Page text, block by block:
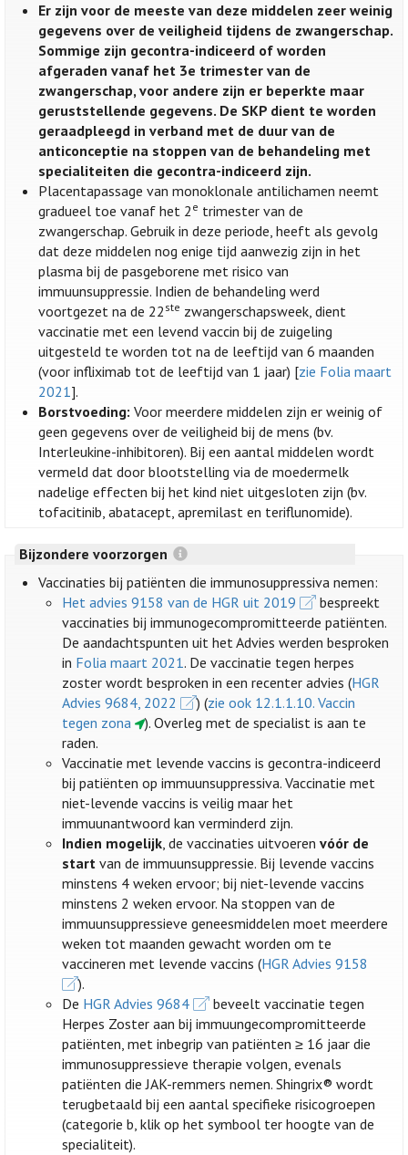
Er zijn voor de meeste van deze middelen zeer weinig
gegevens over de veiligheid tijdens de zwangerschap.
Sommige zijn gecontra-indiceerd of worden
afgeraden vanaf het 3e trimester van de
zwangerschap, voor andere zijn er beperkte maar
geruststellende gegevens. De SKP dient te worden
geraadpleegd in verband met de duur van de
anticonceptie na stoppen van de behandeling met
specialiteiten die gecontra-indiceerd zijn.
Placentapassage van monoklonale antilichamen neemt
gradueel toe vanaf het 2 e trimester van de
zwangerschap. Gebruik in deze periode, heeft als gevolg
dat deze middelen nog enige tijd aanwezig zijn in het
plasma bij de pasgeborene met risico van
immuunsuppressie. Indien de behandeling werd
voortgezet na de 22 ste zwangerschapsweek, dient
vaccinatie met een levend vaccin bij de zuigeling
uitgesteld te worden tot na de leeftijd van 6 maanden
(voor infliximab tot de leeftijd van 1 jaar) [zie Folia maart
2021].
Borstvoeding: Voor meerdere middelen zijn er weinig of
geen gegevens over de veiligheid bij de mens (bv.
Interleukine-inhibitoren). Bij een aantal middelen wordt
vermeld dat door blootstelling via de moedermelk
nadelige effecten bij het kind niet uitgesloten zijn (bv.
tofacitinib, abatacept, apremilast en teriflunomide).
Bijzondere voorzorgen
Vaccinaties bij patiënten die immunosuppressiva nemen:
Het advies 9158 van de HGR uit 2019
bespreekt
vaccinaties bij immunogecompromitteerde patiënten.
De aandachtspunten uit het Advies werden besproken
in Folia maart 2021. De vaccinatie tegen herpes
zoster wordt besproken in een recenter advies (HGR
Advies 9684, 2022
) (zie ook 12.1.1.10. Vaccin
tegen zona
). Overleg met de specialist is aan te
raden.
Vaccinatie met levende vaccins is gecontra-indiceerd
bij patiënten op immuunsuppressiva. Vaccinatie met
niet-levende vaccins is veilig maar het
immuunantwoord kan verminderd zijn.
Indien mogelijk, de vaccinaties uitvoerenvóór de
start van de immuunsuppressie. Bij levende vaccins
minstens 4 weken ervoor; bij niet-levende vaccins
minstens 2 weken ervoor. Na stoppen van de
immuunsuppressieve geneesmiddelen moet meerdere
weken tot maanden gewacht worden om te
vaccineren met levende vaccins (HGR Advies 9158
).
De HGR Advies 9684
beveelt vaccinatie tegen
Herpes Zoster aan bij immuungecompromitteerde
patiënten, met inbegrip van patiënten ≥ 16 jaar die
immunosuppressieve therapie volgen, evenals
patiënten die JAK-remmers nemen. Shingrix® wordt
terugbetaald bij een aantal specifieke risicogroepen
(categorie b, klik op het symbool ter hoogte van de
specialiteit).